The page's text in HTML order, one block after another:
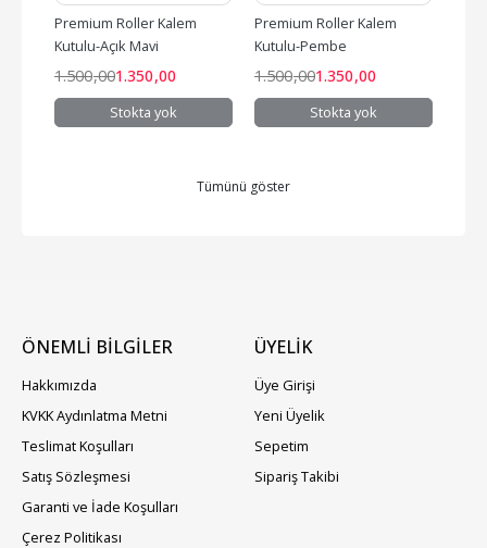
Premium Roller Kalem
Kutulu-Açık Mavi
1.500,001.350,00
Stokta yok
Premium Roller Kalem
Kutulu-Pembe
1.500,001.350,00
Stokta yok
Tümünü göster
ÖNEMLİ BİLGİLER
Hakkımızda
KVKK Aydınlatma Metni
Teslimat Koşulları
Satış Sözleşmesi
Garanti ve İade Koşulları
Çerez Politikası
ÜYELIK
Üye Girişi
Yeni Üyelik
Sepetim
Sipariş Takibi